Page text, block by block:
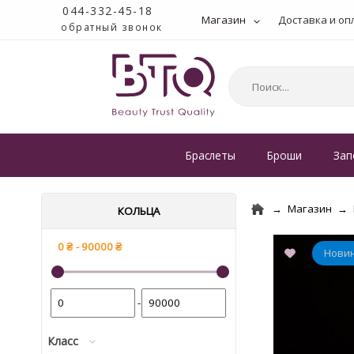
044-332-45-18
обратный звонок Магазин Доставка и
Браслеты Броши
КОЛЬЦА
-
Класс
Магазин